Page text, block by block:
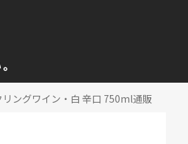
ングワイン・白 辛口 750ml通販